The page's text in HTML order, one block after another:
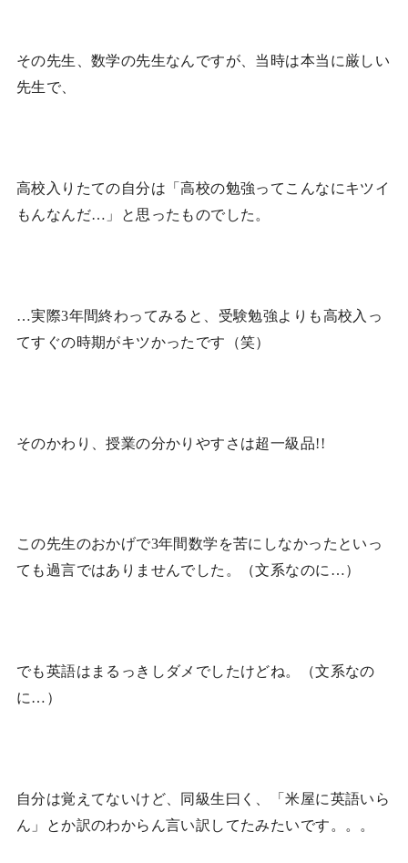
その先生、数学の先生なんですが、当時は本当に厳しい
先生で、
高校入りたての自分は「高校の勉強ってこんなにキツイ
もんなんだ…」と思ったものでした。
…実際3年間終わってみると、受験勉強よりも高校入っ
てすぐの時期がキツかったです（笑）
そのかわり、授業の分かりやすさは超一級品!!
この先生のおかげで3年間数学を苦にしなかったといっ
ても過言ではありませんでした。（文系なのに…）
でも英語はまるっきしダメでしたけどね。（文系なの
に…）
自分は覚えてないけど、同級生曰く、「米屋に英語いら
ん」とか訳のわからん言い訳してたみたいです。。。